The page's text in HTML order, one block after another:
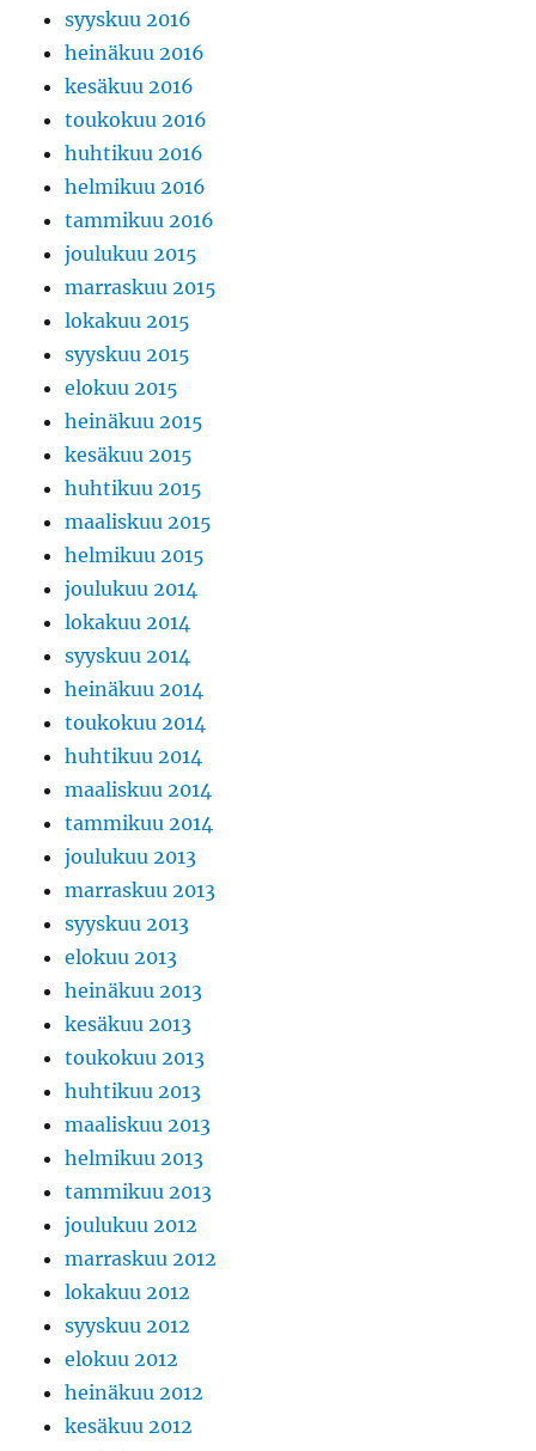
syyskuu 2016
heinäkuu 2016
kesäkuu 2016
toukokuu 2016
huhtikuu 2016
helmikuu 2016
tammikuu 2016
joulukuu 2015
marraskuu 2015
lokakuu 2015
syyskuu 2015
elokuu 2015
heinäkuu 2015
kesäkuu 2015
huhtikuu 2015
maaliskuu 2015
helmikuu 2015
joulukuu 2014
lokakuu 2014
syyskuu 2014
heinäkuu 2014
toukokuu 2014
huhtikuu 2014
maaliskuu 2014
tammikuu 2014
joulukuu 2013
marraskuu 2013
syyskuu 2013
elokuu 2013
heinäkuu 2013
kesäkuu 2013
toukokuu 2013
huhtikuu 2013
maaliskuu 2013
helmikuu 2013
tammikuu 2013
joulukuu 2012
marraskuu 2012
lokakuu 2012
syyskuu 2012
elokuu 2012
heinäkuu 2012
kesäkuu 2012